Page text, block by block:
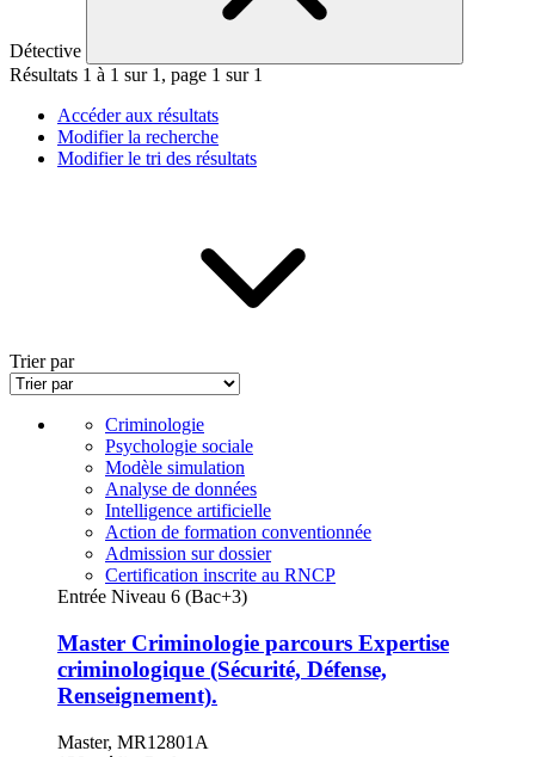
Détective
Résultats 1 à 1 sur 1, page 1 sur 1
Accéder aux résultats
Modifier la recherche
Modifier le tri des résultats
Trier par
Criminologie
Psychologie sociale
Modèle simulation
Analyse de données
Intelligence artificielle
Action de formation conventionnée
Admission sur dossier
Certification inscrite au RNCP
Entrée Niveau 6 (Bac+3)
Master Criminologie parcours Expertise
criminologique (Sécurité, Défense,
Renseignement).
Master, MR12801A